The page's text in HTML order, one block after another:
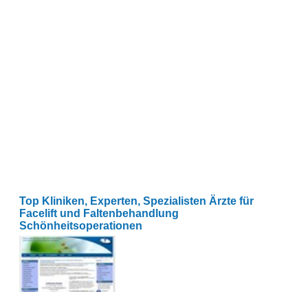
Top Kliniken, Experten, Spezialisten Ärzte für
Facelift und Faltenbehandlung
Schönheitsoperationen